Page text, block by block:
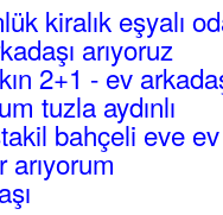
kiralık eşyalı
arıyoruz
2+1 - ev
tuzla aydınlı
bahçeli eve ev
arıyorum